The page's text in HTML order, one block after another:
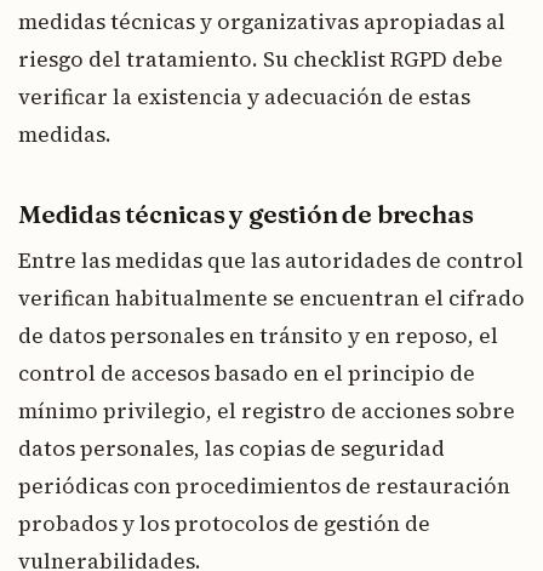
medidas técnicas y organizativas apropiadas al
riesgo del tratamiento. Su checklist RGPD debe
verificar la existencia y adecuación de estas
medidas.
Medidas técnicas y gestión de brechas
Entre las medidas que las autoridades de control
verifican habitualmente se encuentran el cifrado
de datos personales en tránsito y en reposo, el
control de accesos basado en el principio de
mínimo privilegio, el registro de acciones sobre
datos personales, las copias de seguridad
periódicas con procedimientos de restauración
probados y los protocolos de gestión de
vulnerabilidades.